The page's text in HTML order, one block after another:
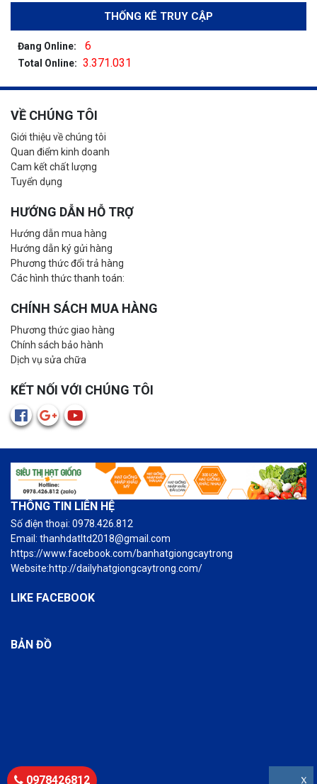
THỐNG KÊ TRUY CẬP
Đang Online: 6
Total Online: 3.371.031
VỀ CHÚNG TÔI
Giới thiệu về chúng tôi
Quan điểm kinh doanh
Cam kết chất lượng
Tuyển dụng
HƯỚNG DẪN HỖ TRỢ
Hướng dẫn mua hàng
Hướng dẫn ký gửi hàng
Phương thức đổi trả hàng
Các hình thức thanh toán:
CHÍNH SÁCH MUA HÀNG
Phương thức giao hàng
Chính sách bảo hành
Dịch vụ sửa chữa
KẾT NỐI VỚI CHÚNG TÔI
THÔNG TIN LIÊN HỆ
Số điện thoại: 0978.426.812
Email: thanhdatltd2018@gmail.com
https://www.facebook.com/banhatgiongcaytrong
Website:http://dailyhatgiongcaytrong.com/
LIKE FACEBOOK
BẢN ĐỒ
0978426812